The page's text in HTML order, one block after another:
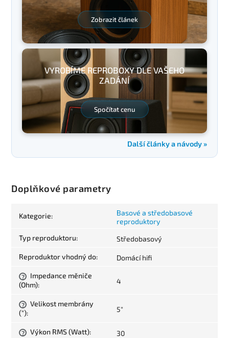
Zobrazit článek
VYROBÍME REPROBOXY DLE VAŠEHO
ZADÁNÍ
Spočítat cenu
Další články a návody »
Doplňkové parametry
Kategorie:
Basové a středobasové
reproduktory
Typ reproduktoru: Středobasový
Reproduktor vhodný do: Domácí hifi
?
Impedance měniče
(Ohm): 4
?
Velikost membrány
("): 5"
? Výkon RMS (Watt): 30